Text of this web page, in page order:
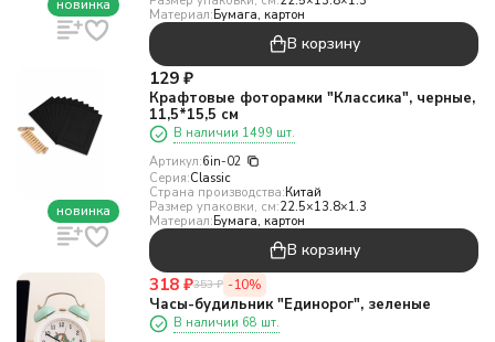
новинка
Материал:Бумага, картон
В корзину
новинка
129 ₽
Крафтовые фоторамки "Классика", черные,
11,5*15,5 см
В наличии 1499 шт.
Артикул:6in-02
Серия:Classic
Страна производства:Китай
Размер упаковки, см:22.5×13.8×1.3
Материал:Бумага, картон
В корзину
318 ₽353 ₽ -10%
Часы-будильник "Единорог", зеленые
В наличии 68 шт.